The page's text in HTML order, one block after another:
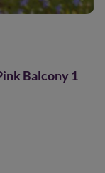
Balcony 1